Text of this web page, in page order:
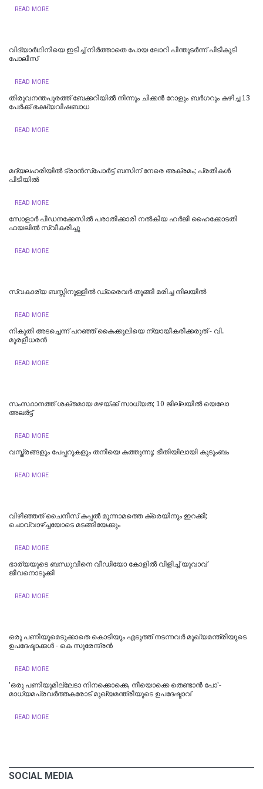
READ MORE
വിദ്യാര്‍ഥിനിയെ ഇടിച്ച് നിര്‍ത്താതെ പോയ ലോറി പിന്തുടര്‍ന്ന് പിടികൂടി
പോലീസ്
READ MORE
തിരുവനന്തപുരത്ത് ബേക്കറിയിൽ നിന്നും ചിക്കൻ റോളും ബർഗറും കഴിച്ച 13
പേർക്ക് ഭക്ഷ്യവിഷബാധ
READ MORE
മദ്യലഹരിയിൽ ട്രാൻസ്പോർട്ട് ബസിന് നേരെ അക്രമം; പ്രതികൾ
പിടിയിൽ
READ MORE
സോളാര്‍ പീഡനക്കേസില്‍ പരാതിക്കാരി നല്‍കിയ ഹര്‍ജി ഹൈക്കോടതി
ഫയലില്‍ സ്വീകരിച്ചു
READ MORE
സ്വകാര്യ ബസ്സിനുള്ളില്‍ ഡ്രൈവര്‍ തൂങ്ങി മരിച്ച നിലയില്‍
READ MORE
നികുതി അടച്ചെന്ന് പറഞ്ഞ് കൈക്കൂലിയെ ന്യായീകരിക്കരുത് - വി.
മുരളീധരൻ
READ MORE
സംസ്ഥാനത്ത് ശക്തമായ മഴയ്ക്ക് സാധ്യത; 10 ജില്ലയിൽ യെലോ
അലർട്ട്
READ MORE
വസ്ത്രങ്ങളും പേപ്പറുകളും തനിയെ കത്തുന്നു; ഭീതിയിലായി കുടുംബം
READ MORE
വിഴിഞ്ഞത് ചൈനീസ് കപ്പല്‍ മൂന്നാമത്തെ ക്രെയിനും ഇറക്കി;
ചൊവ്വാഴ്ച്ചയോടെ മടങ്ങിയേക്കും
READ MORE
ഭാര്യയുടെ ബന്ധുവിനെ വീഡിയോ കോളിൽ വിളിച്ച് യുവാവ്
ജീവനൊടുക്കി
READ MORE
ഒരു പണിയുമെടുക്കാതെ കൊടിയും എടുത്ത് നടന്നവർ മുഖ്യമന്ത്രിയുടെ
ഉപദേഷ്ടാക്കൾ - കെ സുരേന്ദ്രൻ
READ MORE
'ഒരു പണിയുമില്ലേടാ നിനക്കൊക്കെ, നീയൊക്കെ തെണ്ടാന്‍ പോ'-
മാധ്യമപ്രവര്‍ത്തകരോട് മുഖ്യമന്ത്രിയുടെ ഉപദേഷ്ടാവ്
READ MORE
SOCIAL MEDIA